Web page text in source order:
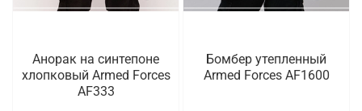
Анорак на синтепоне
хлопковый Armed Forces
AF333
Бомбер утепленный
Armed Forces AF1600